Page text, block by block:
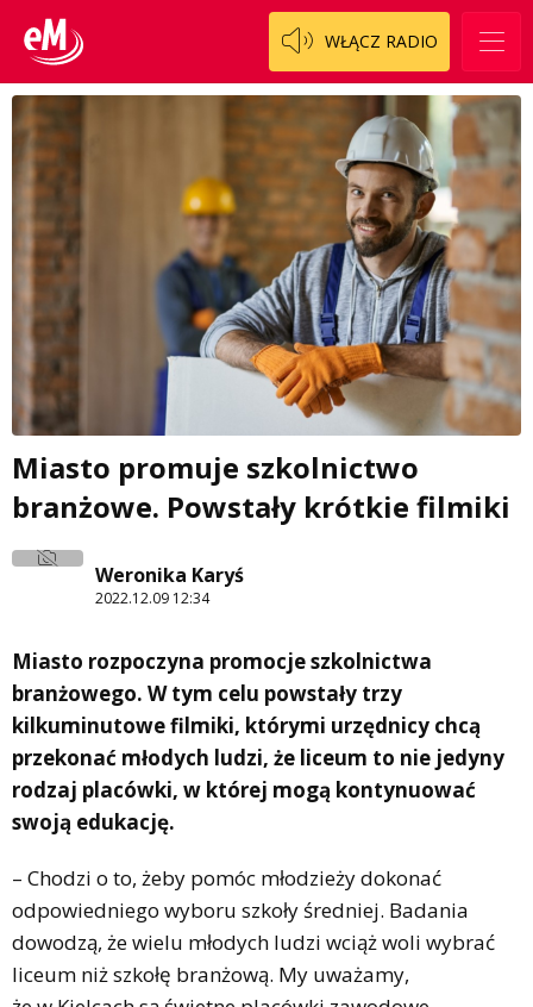
WŁĄCZ RADIO
Miasto promuje szkolnictwo
branżowe. Powstały krótkie filmiki
Weronika Karyś
2022.12.09 12:34
Miasto rozpoczyna promocje szkolnictwa
branżowego. W tym celu powstały trzy
kilkuminutowe filmiki, którymi urzędnicy chcą
przekonać młodych ludzi, że liceum to nie jedyny
rodzaj placówki, w której mogą kontynuować
swoją edukację.
– Chodzi o to, żeby pomóc młodzieży dokonać
odpowiedniego wyboru szkoły średniej. Badania
dowodzą, że wielu młodych ludzi wciąż woli wybrać
liceum niż szkołę branżową. My uważamy,